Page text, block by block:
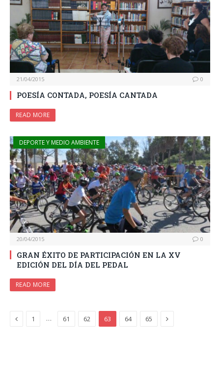
21/04/2015 0
POESÍA CONTADA, POESÍA CANTADA
READ MORE
DEPORTE Y MEDIO AMBIENTE
20/04/2015 0
GRAN ÉXITO DE PARTICIPACIÓN EN LA XV
EDICIÓN DEL DÍA DEL PEDAL
READ MORE
Previous
1 … 61 62 63 64 65 Next